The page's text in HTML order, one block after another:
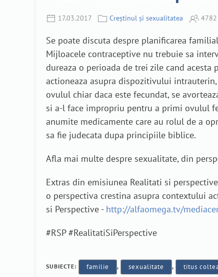
17.03.2017 Creștinul și sexualitatea 4782
Se poate discuta despre planificarea
Mijloacele contraceptive nu trebuie sa
dureaza o perioada de trei zile cand
actioneaza asupra dispozitivului
ovulul chiar daca este fecundat, se
si a-l face impropriu pentru a primi ovulul
anumite medicamente care au rolul de a
sa fie judecata dupa principiile biblice.
Afla mai multe despre sexualitate, din
Extras din emisiunea Realitati si
o perspectiva crestina asupra contextului
si Perspective - http://alfaomega.tv/
#RSP‬ ‪#RealitatiSiPerspective‬
SUBIECTE: familie , sexualitate , titus